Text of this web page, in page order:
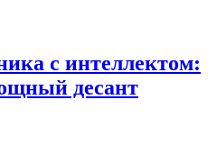
с интеллектом:
десант